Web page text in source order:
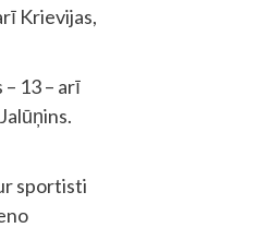
Krievijas,
13 – arī
sportisti